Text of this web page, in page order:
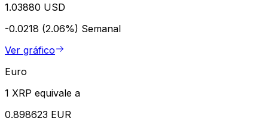
1.03880 USD
-0.0218 (2.06%) Semanal
Ver gráfico
Euro
1 XRP equivale a
0.898623 EUR